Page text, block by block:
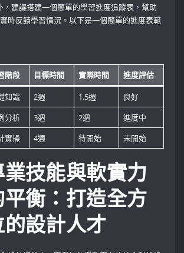
，建議搭建一個簡單的學習進度追蹤表，幫助
時反饋學習情況。以下是一個簡單的進度表範
階段 目標時間 實際時間 進度評估
知識 2週 1.5週
良好
分析
3週 2週
進度中
實操
4週 待開始 未開始
業技能與軟實力
平衡：打造全方
的設計人才